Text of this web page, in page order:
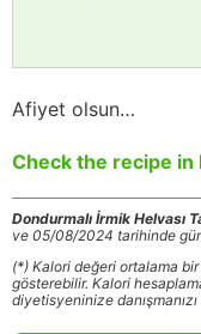
Afiyet olsun…
Check the recipe in
Dondurmalı İrmik Helvası
ve 05/08/2024 tarihinde
(*) Kalori değeri ortalama
gösterebilir. Kalori
diyetisyeninize